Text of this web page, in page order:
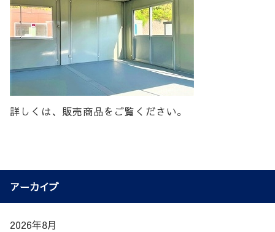
詳しくは、販売商品をご覧ください。
アーカイブ
2026年8月